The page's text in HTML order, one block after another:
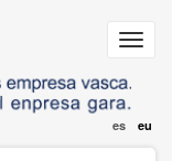
es eu